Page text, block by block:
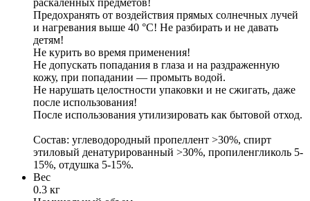
Предохранять от воздействия прямых солнечных лучей
и нагревания выше 40 °C! Не разбирать и не давать
детям!
Не курить во время применения!
Не допускать попадания в глаза и на раздраженную
кожу, при попадании — промыть водой.
Не нарушать целостности упаковки и не сжигать, даже
после использования!
После использования утилизировать как бытовой отход.
Состав: углеводородный пропеллент >30%, спирт
этиловый денатурированный >30%, пропиленгликоль 5-
15%, отдушка 5-15%.
Вес
0.3 кг